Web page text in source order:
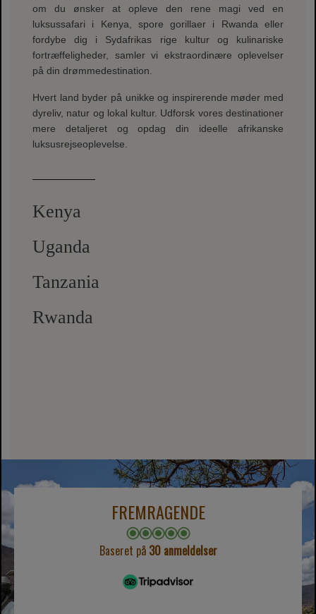
om du ønsker at opleve den rene magi ved en
luksussafari i Kenya, spore gorillaer i Rwanda eller
fordybe dig i Sydafrikas rige kultur og kulinariske
fortræffeligheder, samler vi ekstraordinære oplevelser
på din drømmedestination.
Hvert land byder på unikke og inspirerende møder med
dyreliv, natur og lokal kultur. Udforsk vores destinationer
mere detaljeret og opdag din ideelle afrikanske
luksusrejseoplevelse.
Kenya
Uganda
Tanzania
Rwanda
FREMRAGENDE
Baseret på 30 anmeldelser